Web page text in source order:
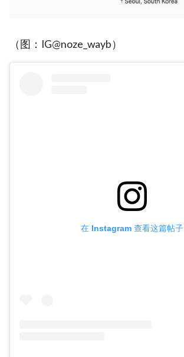
（图：IG@noze_wayb）
在 Instagram 查看这篇帖子